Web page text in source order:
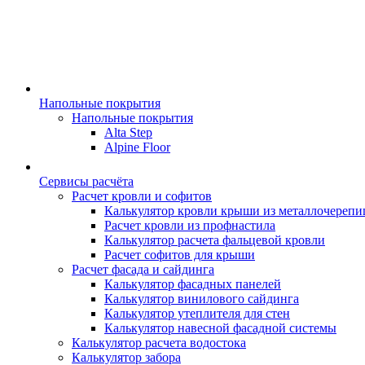
Напольные покрытия
Напольные покрытия
Alta Step
Alpine Floor
Сервисы расчёта
Расчет кровли и софитов
Калькулятор кровли крыши из
Расчет кровли из профнастила
Калькулятор расчета фальцевой кровли
Расчет софитов для крыши
Расчет фасада и сайдинга
Калькулятор фасадных панелей
Калькулятор винилового сайдинга
Калькулятор утеплителя для стен
Калькулятор навесной фасадной системы
Калькулятор расчета водостока
Калькулятор забора